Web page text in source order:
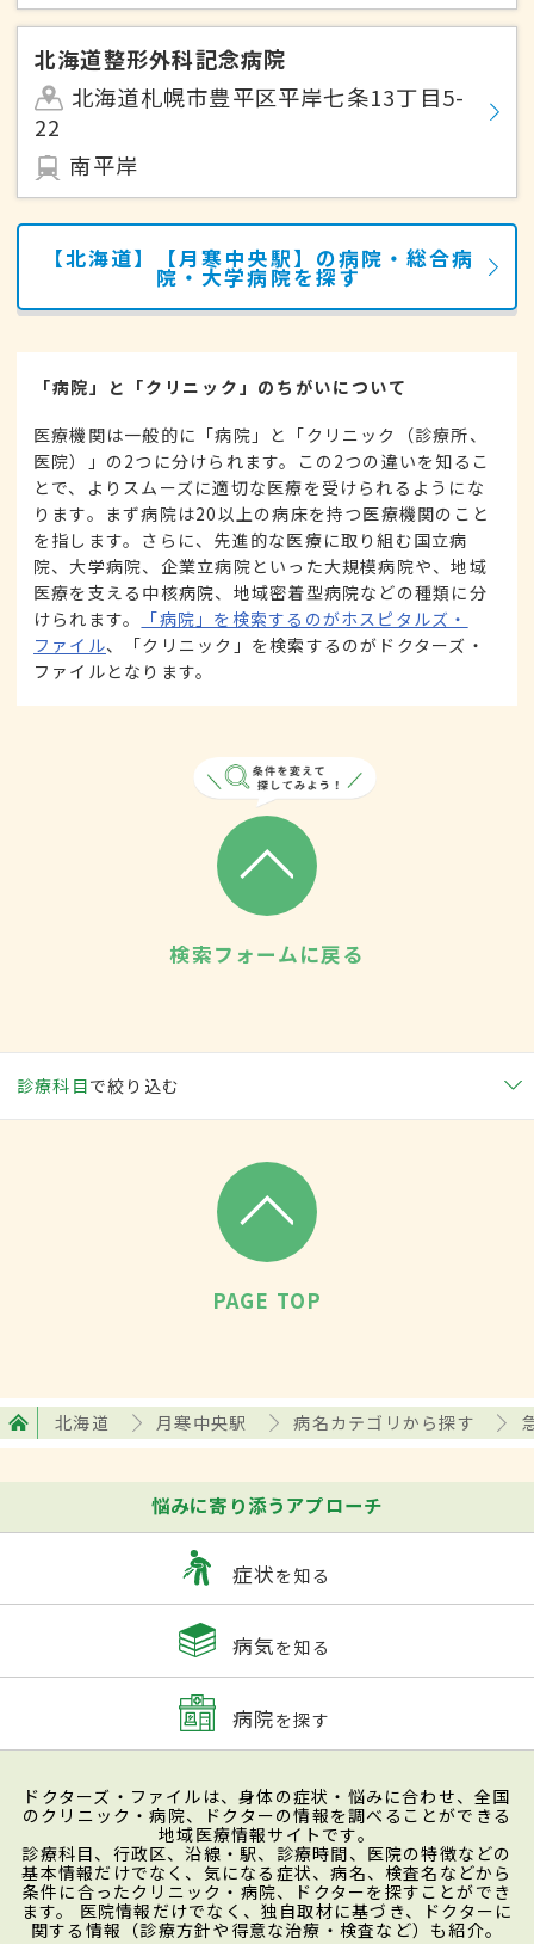
北海道整形外科記念病院
北海道札幌市豊平区平岸七条13丁目5-
22
南平岸
【北海道】【月寒中央駅】の病院・総合病
院・大学病院を探す
「病院」と「クリニック」のちがいについて
医療機関は一般的に「病院」と「クリニック（診療所、
医院）」の2つに分けられます。この2つの違いを知るこ
とで、よりスムーズに適切な医療を受けられるようにな
ります。まず病院は20以上の病床を持つ医療機関のこと
を指します。さらに、先進的な医療に取り組む国立病
院、大学病院、企業立病院といった大規模病院や、地域
医療を支える中核病院、地域密着型病院などの種類に分
けられます。
「病院」を検索するのがホスピタルズ・
ファイル、「クリニック」を検索するのがドクターズ・
ファイルとなります。
検索フォームに戻る
診療科目で絞り込む
PAGE TOP
北海道 月寒中央駅 病名カテゴリから探す
悩みに寄り添うアプローチ
症状を知る
病気を知る
病院を探す
ドクターズ・ファイルは、身体の症状・悩みに合わせ、全国
のクリニック・病院、ドクターの情報を調べることができる
地域医療情報サイトです。
診療科目、行政区、沿線・駅、診療時間、医院の特徴などの
基本情報だけでなく、気になる症状、病名、検査名などから
条件に合ったクリニック・病院、ドクターを探すことができ
ます。 医院情報だけでなく、独自取材に基づき、ドクターに
関する情報（診療方針や得意な治療・検査など）も紹介。